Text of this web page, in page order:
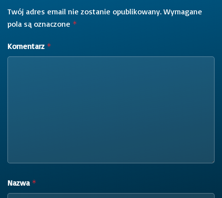
Twój adres email nie zostanie opublikowany. Wymagane
pola są oznaczone *
Komentarz *
Nazwa *